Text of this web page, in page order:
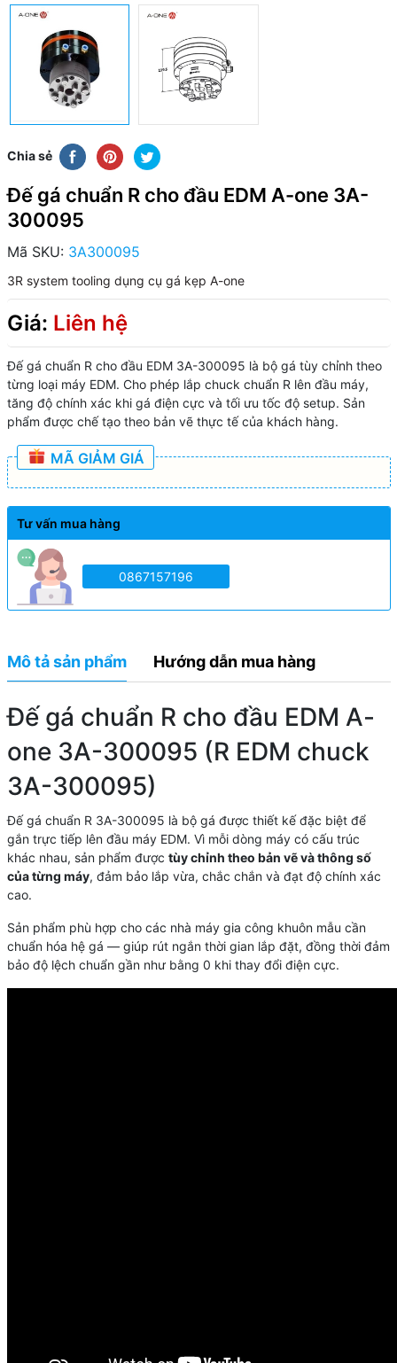
Chia sẻ
Đế gá chuẩn R cho đầu EDM A-one 3A-
300095
Mã SKU: 3A300095
3R system tooling dụng cụ gá kẹp A-one
Giá: Liên hệ
Đế gá chuẩn R cho đầu EDM 3A-300095 là bộ gá tùy chỉnh theo
từng loại máy EDM. Cho phép lắp chuck chuẩn R lên đầu máy,
tăng độ chính xác khi gá điện cực và tối ưu tốc độ setup. Sản
phẩm được chế tạo theo bản vẽ thực tế của khách hàng.
MÃ GIẢM GIÁ
Tư vấn mua hàng
0867157196
Mô tả sản phẩm Hướng dẫn mua hàng
Đế gá chuẩn R cho đầu EDM A-
one 3A-300095 (R EDM chuck
3A-300095)
Đế gá chuẩn R 3A-300095 là bộ gá được thiết kế đặc biệt để
gắn trực tiếp lên đầu máy EDM. Vì mỗi dòng máy có cấu trúc
khác nhau, sản phẩm được tùy chỉnh theo bản vẽ và thông số
của từng máy, đảm bảo lắp vừa, chắc chắn và đạt độ chính xác
cao.
Sản phẩm phù hợp cho các nhà máy gia công khuôn mẫu cần
chuẩn hóa hệ gá — giúp rút ngắn thời gian lắp đặt, đồng thời đảm
bảo độ lệch chuẩn gần như bằng 0 khi thay đổi điện cực.